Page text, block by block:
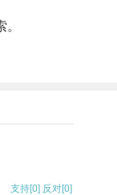
支持[0] 反对[0]